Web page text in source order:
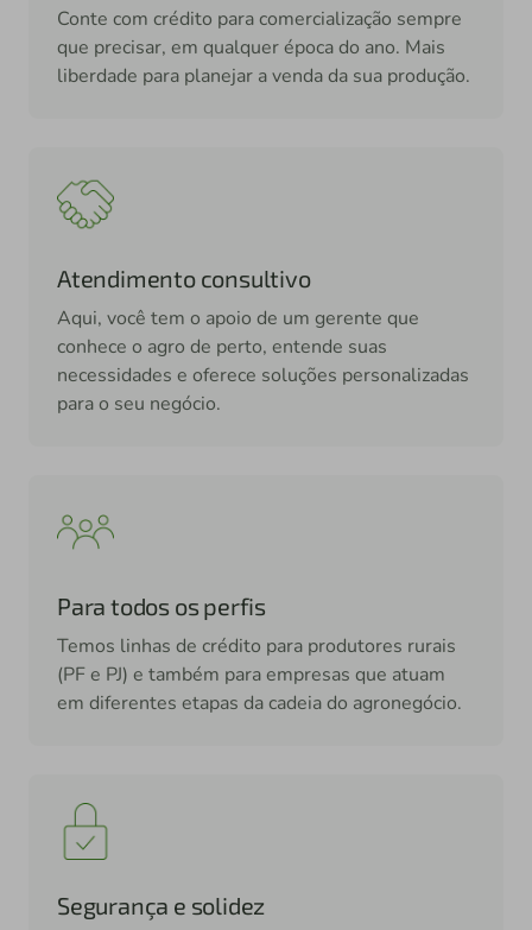
Conte com crédito para comercialização sempre
que precisar, em qualquer época do ano. Mais
liberdade para planejar a venda da sua produção.
Atendimento consultivo
Aqui, você tem o apoio de um gerente que
conhece o agro de perto, entende suas
necessidades e oferece soluções personalizadas
para o seu negócio.
Para todos os perfis
Temos linhas de crédito para produtores rurais
(PF e PJ) e também para empresas que atuam
em diferentes etapas da cadeia do agronegócio.
Segurança e solidez